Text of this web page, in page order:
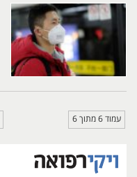
עמוד 6 מתוך 6